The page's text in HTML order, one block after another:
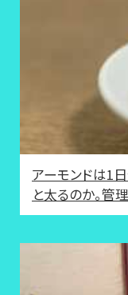
アーモンドは1
と太るのか。管